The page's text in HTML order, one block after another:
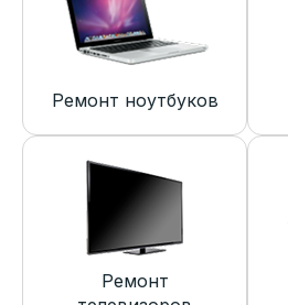
Ремонт ноутбуков
Ремонт